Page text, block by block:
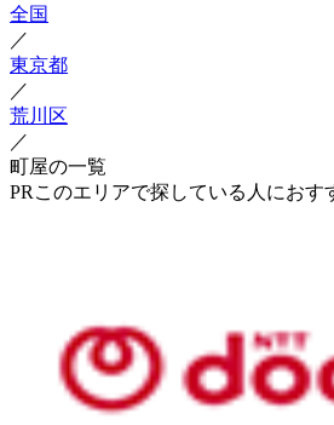
全国
／
東京都
／
荒川区
／
町屋の一覧
PR このエリアで探している人におす